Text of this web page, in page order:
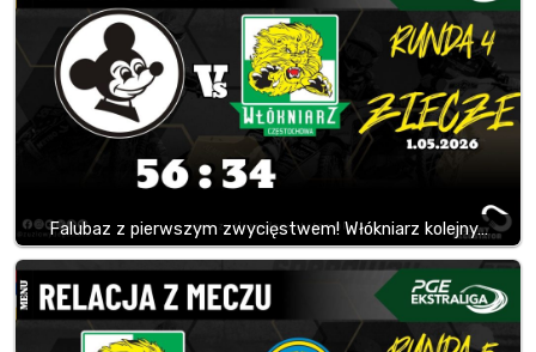
Falubaz z pierwszym zwycięstwem! Włókniarz kolejny…